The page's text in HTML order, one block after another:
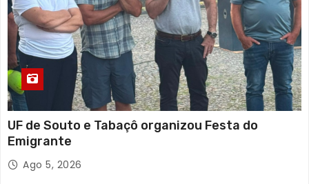
UF de Souto e Tabaçô organizou Festa do
Emigrante
Ago 5, 2026